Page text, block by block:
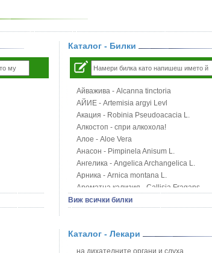
Каталог - Билки
Айважива - Alcanna tinctoria
АЙИЕ - Artemisia argyi Levl
Акация - Robinia Pseudoacacia L.
Алкостоп - спри алкохола!
Алое - Aloe Vera
Анасон - Pimpinela Anisum L.
Ангелика - Angelica Archangelica L.
Арника - Arnica montana L.
Ароматна кализия - Callisia Fragans
Арония - Sorbus melanocorpa
Блатен аир - Acorus calamus L.
Блатен тъжник - Spirea ulmaria L.
Виж всички билки
Каталог - Лекари
на дихателните органи и слуха